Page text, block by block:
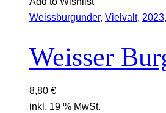
Weissburgunder, Vielvalt, 2023,
Weisser
8,80 €
inkl. 19 % MwSt.